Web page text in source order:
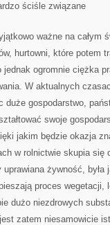
ściśle związane
ważne na całym
hurtowni, które potem
ogromnie ciężka
W aktualnych
duże gospodarstwo,
swoje
jakim będzie okazja
w rolnictwie skupia się
żywność, była
proces wegetacji,
dużo niezdrowych
zatem niesamowicie